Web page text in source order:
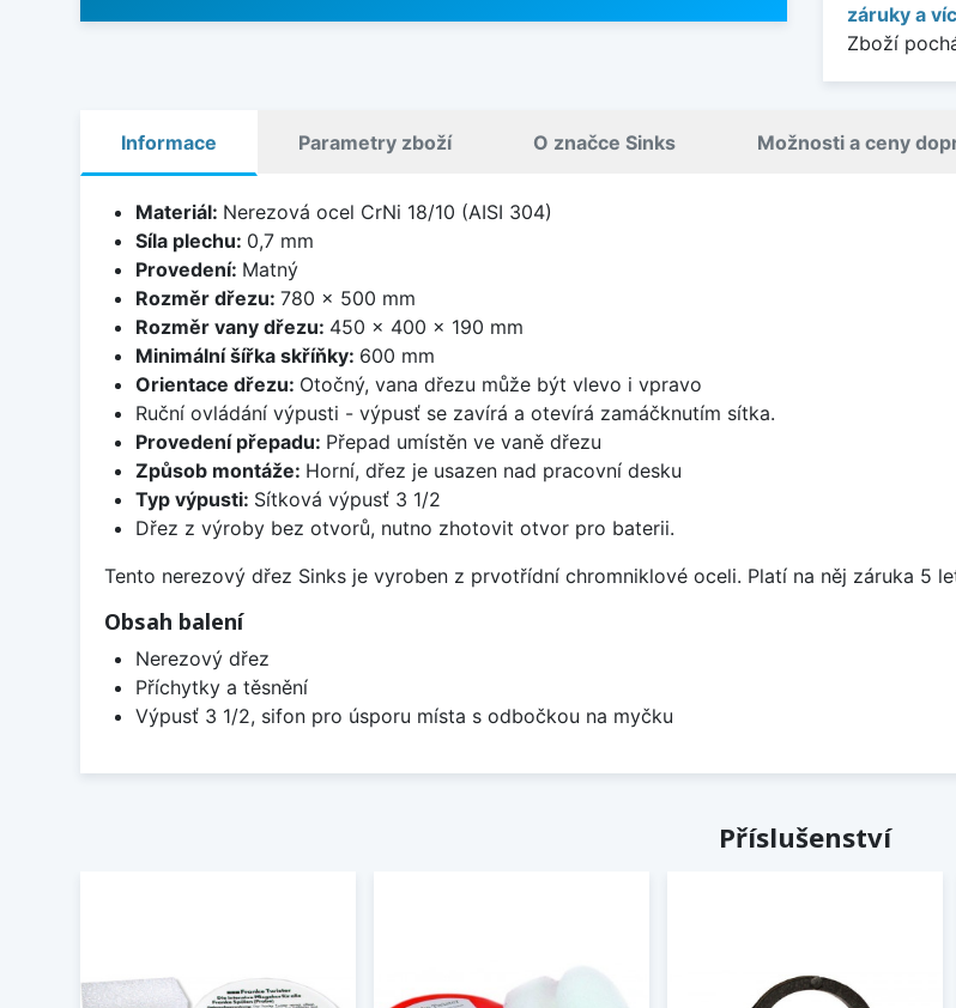
záruky a
Zboží
Informace Parametry zboží O značce Sinks Možnosti a ceny
Materiál: Nerezová ocel CrNi 18/10 (AISI 304)
Síla plechu: 0,7 mm
Provedení: Matný
Rozměr dřezu: 780 x 500 mm
Rozměr vany dřezu: 450 x 400 x 190 mm
Minimální šířka skříňky: 600 mm
Orientace dřezu: Otočný, vana dřezu může být vlevo i vpravo
Ruční ovládání výpusti - výpusť se zavírá a otevírá zamáčknutím sítka.
Provedení přepadu: Přepad umístěn ve vaně dřezu
Způsob montáže: Horní, dřez je usazen nad pracovní desku
Typ výpusti: Sítková výpusť 3 1/2
Dřez z výroby bez otvorů, nutno zhotovit otvor pro baterii.
Tento nerezový dřez Sinks je vyroben z prvotřídní chromniklové oceli. Platí na něj záruka 5
Obsah balení
Nerezový dřez
Příchytky a těsnění
Výpusť 3 1/2, sifon pro úsporu místa s odbočkou na myčku
Příslušenství